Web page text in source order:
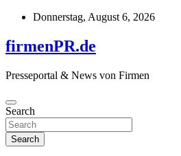
Skip
content
Donnerstag, August 6, 2026
firmenPR.de
Presseportal & News von Firmen
Search
Search